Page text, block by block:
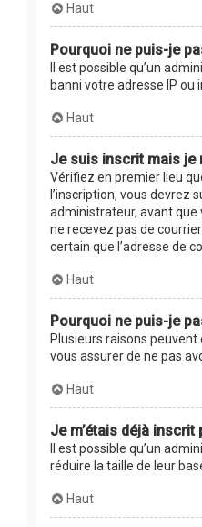
Haut
Pourquoi ne puis-je
Il est possible qu’un
banni votre adresse IP
Haut
Je suis inscrit mais je
Vérifiez en premier lieu
l’inscription, vous devrez
administrateur, avant que
ne recevez pas de
certain que l’adresse de
Haut
Pourquoi ne puis-je
Plusieurs raisons
vous assurer de ne pas
Haut
Je m’étais déjà
Il est possible qu’un
réduire la taille de leur
Haut